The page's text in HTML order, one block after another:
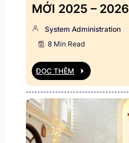
MỚI 2025 – 2026
System Administration
8 Min Read
ĐỌC THÊM